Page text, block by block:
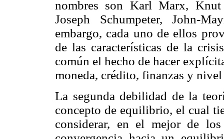
nombres son Karl Marx,
Joseph Schumpeter, John-
embargo, cada uno de ellos
de las características de la
común el hecho de hacer
moneda, crédito, finanzas y
La segunda debilidad de la
concepto de equilibrio, el cual
considerar, en el mejor de